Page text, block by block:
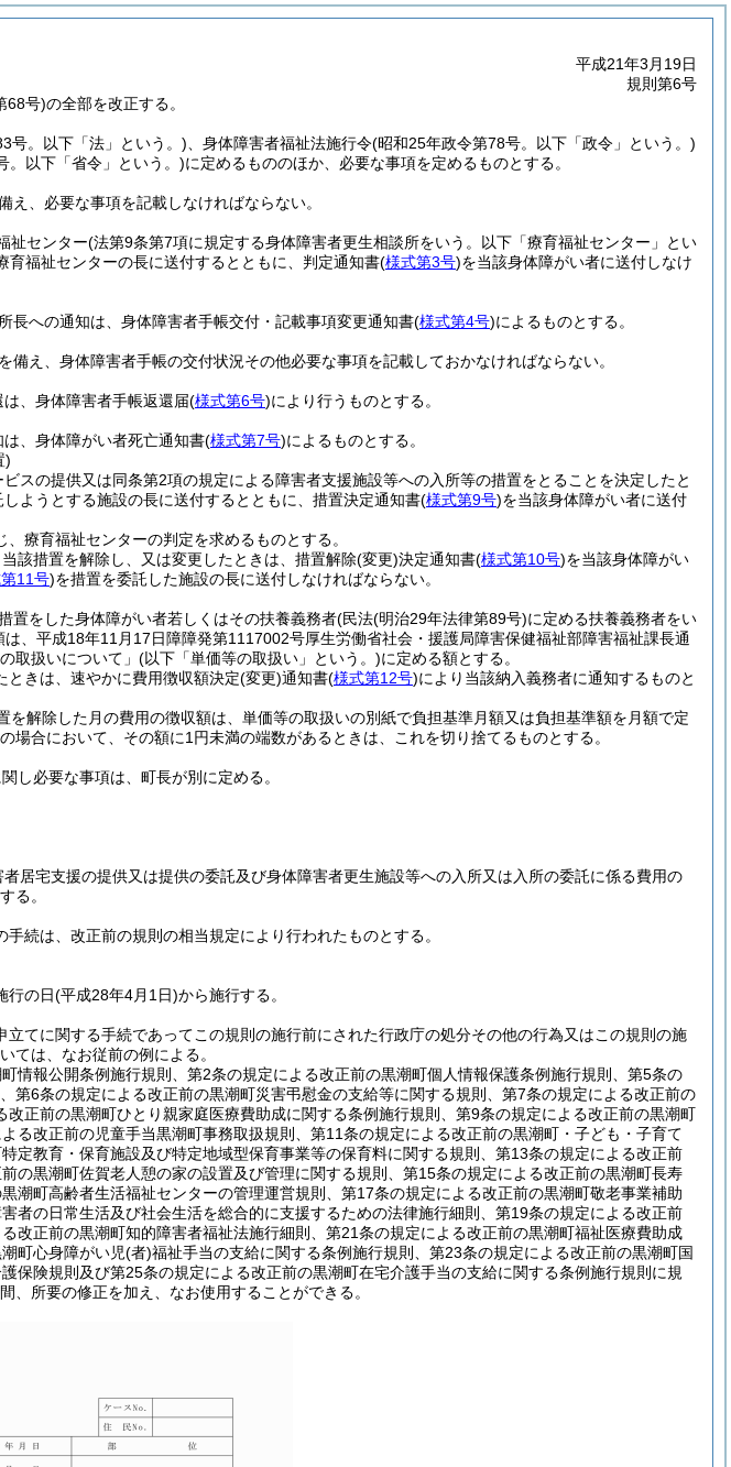
平成21年3月19日
規則第6号
号)の全部を改正する。
号。以下「法」という。) 、身体障害者福祉法施行令(昭和25年政令第78号。以下「政令」という。)
。以下「省令」という。)に定めるもののほか、必要な事項を定めるものとする。
え、必要な事項を記載しなければならない。
祉センター(法第9条第7項に規定する身体障害者更生相談所をいう。以下「療育福祉センター」とい
育福祉センターの長に送付するとともに、判定通知書(様式第3号)を当該身体障がい者に送付しなけ
長への通知は、身体障害者手帳交付・記載事項変更通知書(様式第4号)によるものとする。
を備え、身体障害者手帳の交付状況その他必要な事項を記載しておかなければならない。
、身体障害者手帳返還届(様式第6号)により行うものとする。
、身体障がい者死亡通知書(様式第7号)によるものとする。
)
スの提供又は同条第2項の規定による障害者支援施設等への入所等の措置をとることを決定したと
ようとする施設の長に送付するとともに、措置決定通知書(様式第9号)を当該身体障がい者に送付
療育福祉センターの判定を求めるものとする。
該措置を解除し、又は変更したときは、措置解除(変更)決定通知書(様式第10号)を当該身体障がい
11号)を措置を委託した施設の長に送付しなければならない。
置をした身体障がい者若しくはその扶養義務者(民法(明治29年法律第89号)に定める扶養義務者をい
、平成18年11月17日障障発第1117002号厚生労働省社会・援護局障害保健福祉部障害福祉課長通
取扱いについて」 (以下「単価等の取扱い」という。)に定める額とする。
ときは、速やかに費用徴収額決定(変更)通知書(様式第12号)により当該納入義務者に通知するものと
を解除した月の費用の徴収額は、単価等の取扱いの別紙で負担基準月額又は負担基準額を月額で定
場合において、その額に1円未満の端数があるときは、これを切り捨てるものとする。
し必要な事項は、町長が別に定める。
居宅支援の提供又は提供の委託及び身体障害者更生施設等への入所又は入所の委託に係る費用の
る。
続は、改正前の規則の相当規定により行われたものとする。
行の日(平成28年4月1日)から施行する。
てに関する手続であってこの規則の施行前にされた行政庁の処分その他の行為又はこの規則の施
ては、なお従前の例による。
情報公開条例施行規則、第2条の規定による改正前の黒潮町個人情報保護条例施行規則、第5条の
第6条の規定による改正前の黒潮町災害弔慰金の支給等に関する規則、第7条の規定による改正前の
正前の黒潮町ひとり親家庭医療費助成に関する条例施行規則、第9条の規定による改正前の黒潮町
る改正前の児童手当黒潮町事務取扱規則、第11条の規定による改正前の黒潮町・子ども・子育て
定教育・保育施設及び特定地域型保育事業等の保育料に関する規則、第13条の規定による改正前
の黒潮町佐賀老人憩の家の設置及び管理に関する規則、第15条の規定による改正前の黒潮町長寿
潮町高齢者生活福祉センターの管理運営規則、第17条の規定による改正前の黒潮町敬老事業補助
者の日常生活及び社会生活を総合的に支援するための法律施行細則、第19条の規定による改正前
改正前の黒潮町知的障害者福祉法施行細則、第21条の規定による改正前の黒潮町福祉医療費助成
町心身障がい児(者)福祉手当の支給に関する条例施行規則、第23条の規定による改正前の黒潮町国
保険規則及び第25条の規定による改正前の黒潮町在宅介護手当の支給に関する条例施行規則に規
、所要の修正を加え、なお使用することができる。